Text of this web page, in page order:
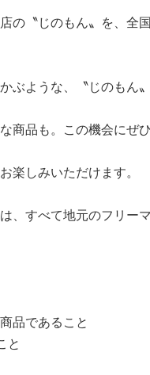
の〝じのもん〟を、
ぶような、〝じのもん
品も。この機会にぜ
楽しみいただけます。
、すべて地元のフリー
品であること
と